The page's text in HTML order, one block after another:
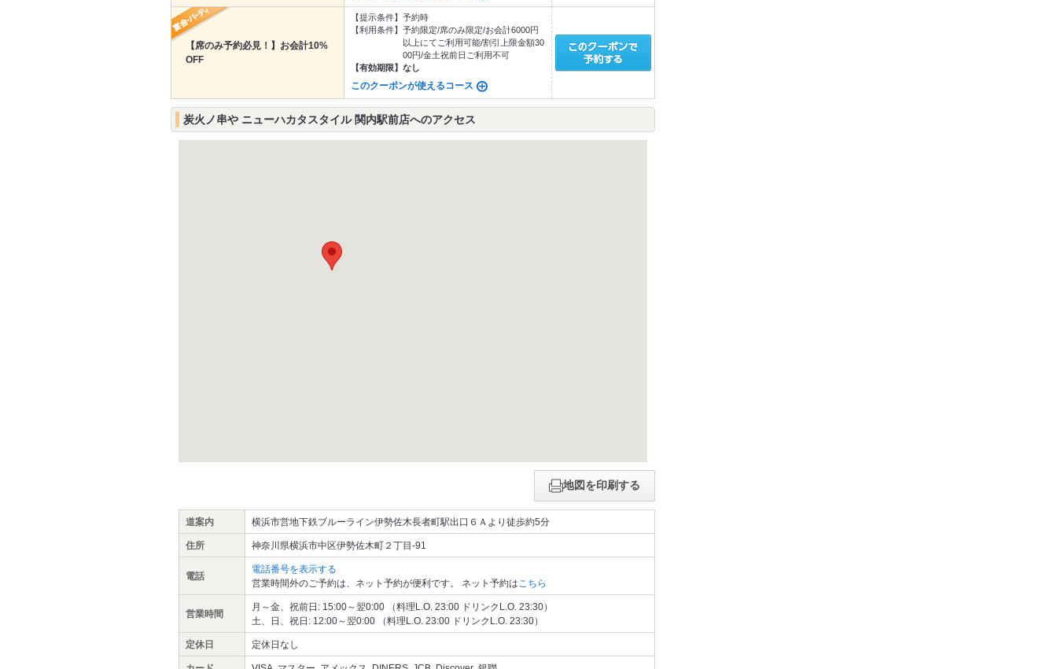
【席のみ予約必見！】お会計10%
OFF
【提示条件】 予約時
【利用条件】 予約限定/席のみ限定/お会計6000円
以上にてご利用可能/割引上限金額30
00円/金土祝前日ご利用不可
【有効期限】 なし
このクーポンが使えるコース
炭火ノ串や ニューハカタスタイル 関内駅前店へのアクセス
地図を印刷する
道案内 横浜市営地下鉄ブルーライン伊勢佐木長者町駅出口６Ａより徒歩約5分
住所 神奈川県横浜市中区伊勢佐木町２丁目-91
電話
電話番号を表示する
営業時間外のご予約は、ネット予約が便利です。 ネット予約はこちら
営業時間
月～金、祝前日: 15:00～翌0:00 （料理L.O. 23:00 ドリンクL.O. 23:30）
土、日、祝日: 12:00～翌0:00 （料理L.O. 23:00 ドリンクL.O. 23:30）
定休日 定休日なし